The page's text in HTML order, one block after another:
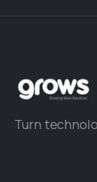
Turn